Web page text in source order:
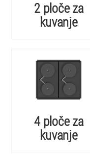
2 ploče za
kuvanje
4 ploče za
kuvanje